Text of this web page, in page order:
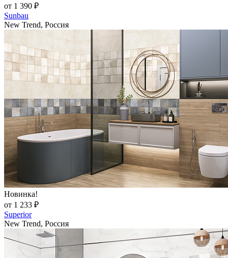
от 1 390 ₽
Sunbau
New Trend, Россия
Новинка!
от 1 233 ₽
Superior
New Trend, Россия